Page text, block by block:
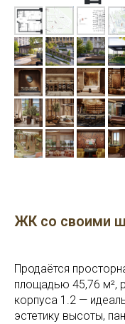
ЖК со своими
Продаётся
площадью 45,76 м²,
корпуса 1.2 —
эстетику высоты,